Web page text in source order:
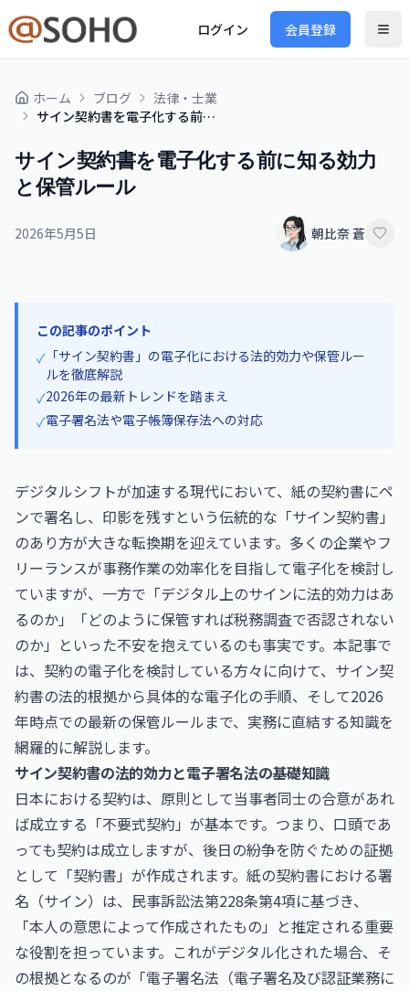
ログイン 会員登録
ホーム ブログ
法律・士業
サイン契約書を電子化する前に知る効力と保管ルール
サイン契約書を電子化する前に知る効力
と保管ルール
2026年5月5日 朝比奈 蒼
この記事のポイント
✓ 「サイン契約書」の電子化における法的効力や保管ルー
ルを徹底解説
✓2026年の最新トレンドを踏まえ
✓電子署名法や電子帳簿保存法への対応
デジタルシフトが加速する現代において、紙の契約書にペ
ンで署名し、印影を残すという伝統的な「サイン契約書」
のあり方が大きな転換期を迎えています。多くの企業やフ
リーランスが事務作業の効率化を目指して電子化を検討し
ていますが、一方で「デジタル上のサインに法的効力はあ
るのか」「どのように保管すれば税務調査で否認されない
のか」といった不安を抱えているのも事実です。本記事で
は、契約の電子化を検討している方々に向けて、サイン契
約書の法的根拠から具体的な電子化の手順、そして2026
年時点での最新の保管ルールまで、実務に直結する知識を
網羅的に解説します。
サイン契約書の法的効力と電子署名法の基礎知識
日本における契約は、原則として当事者同士の合意があれ
ば成立する「不要式契約」が基本です。つまり、口頭であ
っても契約は成立しますが、後日の紛争を防ぐための証拠
として「契約書」が作成されます。紙の契約書における署
名（サイン）は、民事訴訟法第228条第4項に基づき、
「本人の意思によって作成されたもの」と推定される重要
な役割を担っています。これがデジタル化された場合、そ
の根拠となるのが「電子署名法（電子署名及び認証業務に